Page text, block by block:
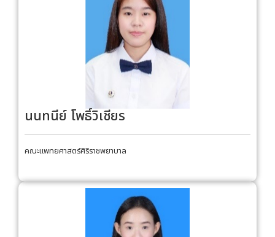
นนทนีย์ โพธิ์วิเชียร
คณะแพทยศาสตร์ศิริราชพยาบาล